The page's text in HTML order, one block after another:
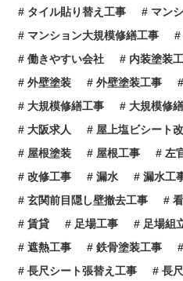
タイル貼り替え工事
マン
マンション大規模修繕工事
働きやすい会社
内装塗装
外壁塗装
外壁塗装工事
大規模修繕工事
大規模修
大阪求人
屋上塩ビシート
屋根塗装
屋根工事 左
改修工事
漏水 漏水工
玄関前目隠し壁撤去工事
賃貸
足場工事 足場組
遮熱工事
鉄骨塗装工事
長尺シート張替え工事
長